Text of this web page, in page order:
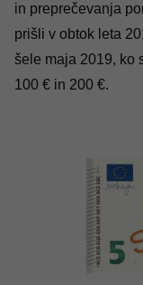
in preprečevanja
prišli v obtok leta
šele maja 2019, ko
100 € in 200 €.